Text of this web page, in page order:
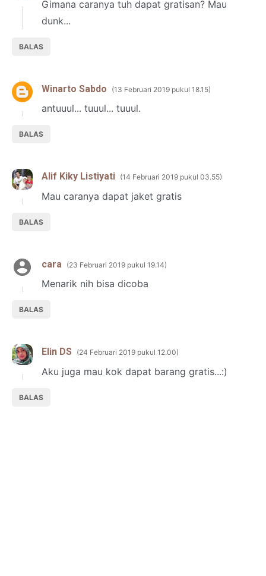
Gimana caranya tuh dapat gratisan? Mau
dunk...
BALAS
Winarto Sabdo 13 Februari 2019 pukul 18.15
antuuul... tuuul... tuuul.
BALAS
Alif Kiky Listiyati 14 Februari 2019 pukul 03.55
Mau caranya dapat jaket gratis
BALAS
cara 23 Februari 2019 pukul 19.14
Menarik nih bisa dicoba
BALAS
Elin DS 24 Februari 2019 pukul 12.00
Aku juga mau kok dapat barang gratis...:)
BALAS